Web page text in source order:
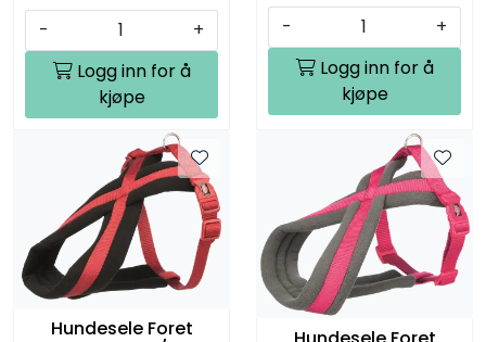
-
+
Logg inn for å
kjøpe
-
+
Logg inn for å
kjøpe
Hundesele Foret